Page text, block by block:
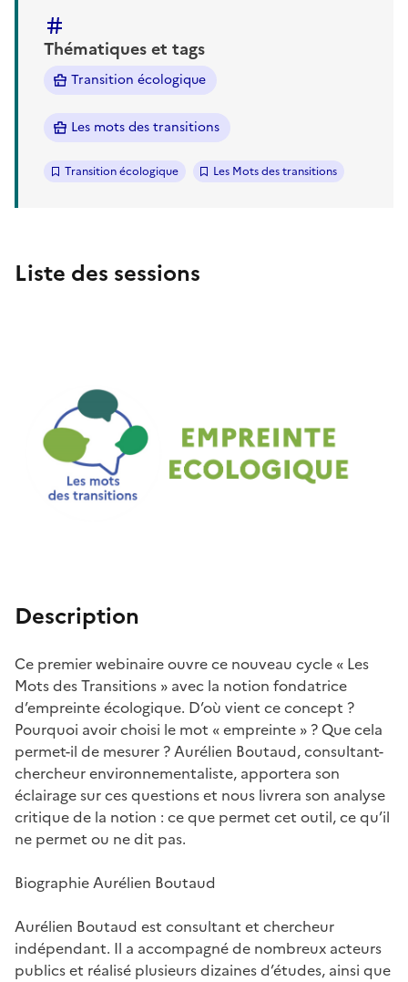
Thématiques et tags
Transition écologique
Les mots des transitions
Transition écologique Les Mots des transitions
Liste des sessions
Description
Ce premier webinaire ouvre ce nouveau cycle « Les
Mots des Transitions » avec la notion fondatrice
d’empreinte écologique. D’où vient ce concept ?
Pourquoi avoir choisi le mot « empreinte » ? Que cela
permet-il de mesurer ? Aurélien Boutaud, consultant-
chercheur environnementaliste, apportera son
éclairage sur ces questions et nous livrera son analyse
critique de la notion : ce que permet cet outil, ce qu’il
ne permet ou ne dit pas.
Biographie Aurélien Boutaud
Aurélien Boutaud est consultant et chercheur
indépendant. Il a accompagné de nombreux acteurs
publics et réalisé plusieurs dizaines d’études, ainsi que